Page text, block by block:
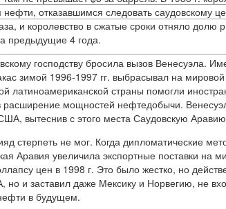
отказавшимся следовать саудовскому
и королевство в сжатые сроки отняло
предыдущие 4 года.
господству бросила вызов Венесуэла.
зимой 1996-1997 гг. выбрасывал на
латиноамериканской страны помогли
мощностей нефтедобычи.
вытеснив с этого места Саудовскую
стерпеть не мог. Когда дипломатические
Аравия увеличила экспортные поставки на
цен в 1998 г. Это было жестко, но
и заставил даже Мексику и Норвегию, не
в будущем.